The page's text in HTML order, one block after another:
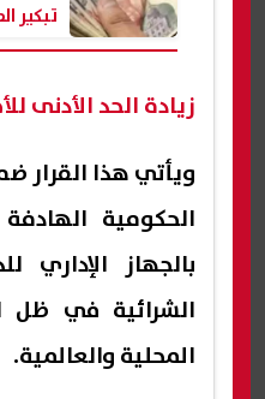
تبكير
الأدنى
زيادة الحد الأدنى للأجور
ويأتي هذا القرار
الحكومية
بالجهاز الإداري
الشرائية في ظل
المحلية والعالمية.